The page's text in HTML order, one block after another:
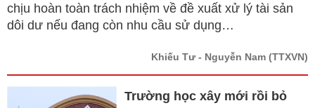
chịu hoàn toàn trách nhiệm về đề xuất xử lý tài sản
dôi dư nếu đang còn nhu cầu sử dụng…
Khiếu Tư - Nguyễn Nam (TTXVN)
Trường học xây mới rồi bỏ